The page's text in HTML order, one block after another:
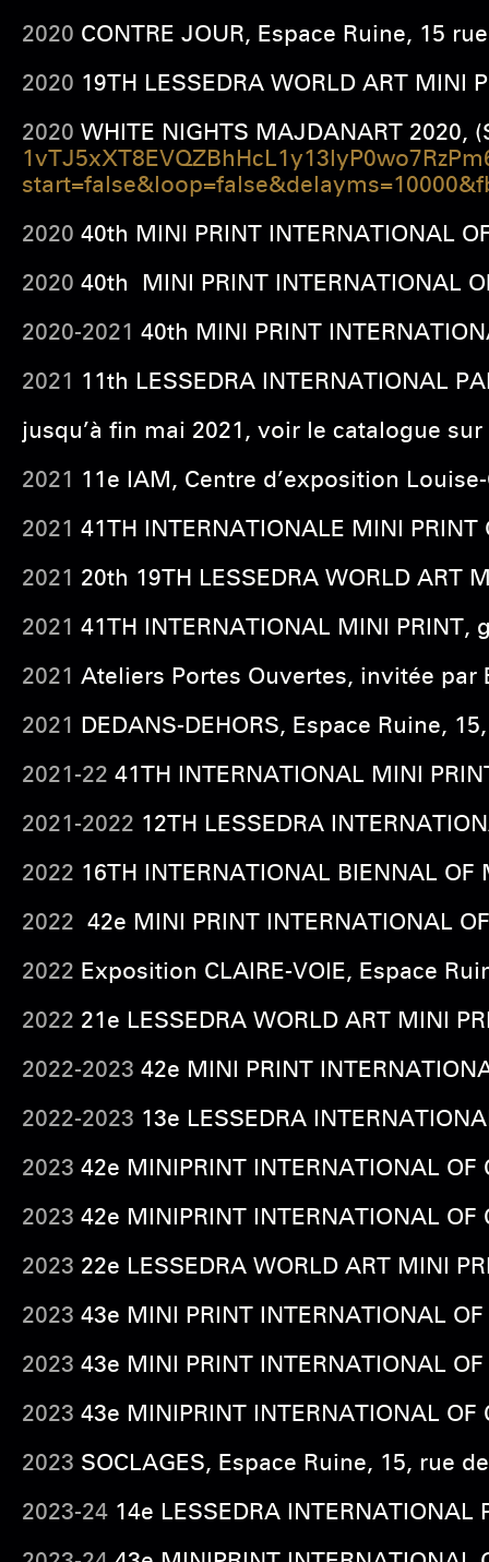
2020 CONTRE JOUR, Espace Ruine, 15
2020 19TH LESSEDRA WORLD ART
2020 WHITE NIGHTS MAJDANART
2020 40th MINI PRINT INTERNATIONAL
2020 40th
MINI PRINT INTERNATIONAL
2020-2021 40th MINI PRINT
2021 11th LESSEDRA INTERNATIONAL
jusqu’à fin mai 2021, voir le catalogue
2021 11e IAM, Centre d’exposition
2021 41TH INTERNATIONALE MINI
2021 20th 19TH LESSEDRA WORLD
2021 41TH INTERNATIONAL MINI PRINT,
2021 Ateliers Portes Ouvertes, invitée par
2021 DEDANS-DEHORS, Espace Ruine,
2021-22 41TH INTERNATIONAL MINI
2021-2022 12TH LESSEDRA
2022 16TH INTERNATIONAL BIENNAL
2022 42e MINI PRINT INTERNATIONAL
2022 Exposition CLAIRE-VOIE, Espace
2022 21e LESSEDRA WORLD ART MINI
2022-2023 42e MINI PRINT
2022-2023 13e LESSEDRA
2023 42e MINIPRINT INTERNATIONAL
2023 42e MINIPRINT INTERNATIONAL
2023 22e LESSEDRA WORLD ART MINI
2023 43e MINI PRINT INTERNATIONAL
2023 43e MINI PRINT INTERNATIONAL
2023 43e MINIPRINT INTERNATIONAL
2023 SOCLAGES, Espace Ruine, 15, rue
2023-24 14e LESSEDRA